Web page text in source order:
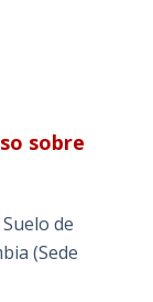
sobre
de
(Sede